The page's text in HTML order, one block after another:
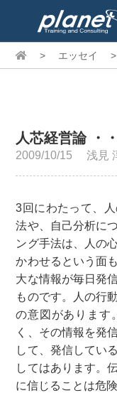
>
エッセイ >
人芯経営論 ・
2009/10/15 浅見
3回にわたって、
法や、自己分析に
ング手法は、人の
かわせるという面
大な情報が毎日発
ものです。人の行
の意図があります
く、その情報を発
して、発信してい
してはあります。
に信じることは危